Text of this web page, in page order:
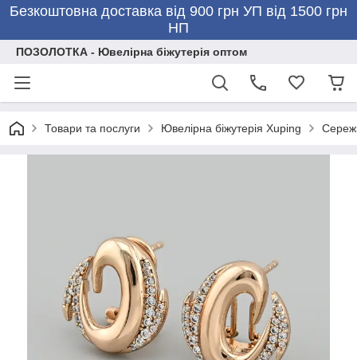
Безкоштовна доставка від 900 грн УП від 1500 грн
НП
ПОЗОЛОТКА - Ювелірна біжутерія оптом
Товари та послуги Ювелірна біжутерія Xuping